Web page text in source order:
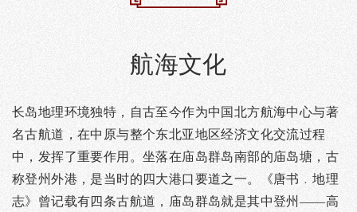
航海文化
长岛地理环境独特，自古至今作为中国北方航海中心与著
名古航道，在中原与整个东北亚地区经济文化交流过程
中，发挥了重要作用。坐落在庙岛群岛南部的庙岛塘，古
称登州外港，是当时的四大港口要道之一。《唐书﹒地理
志》曾记载有四条古航道，庙岛群岛就是其中登州——高